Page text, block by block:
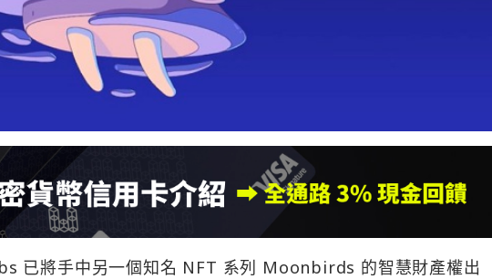
已將手中另一個知名 NFT 系列 Moonbirds 的智慧財產權出